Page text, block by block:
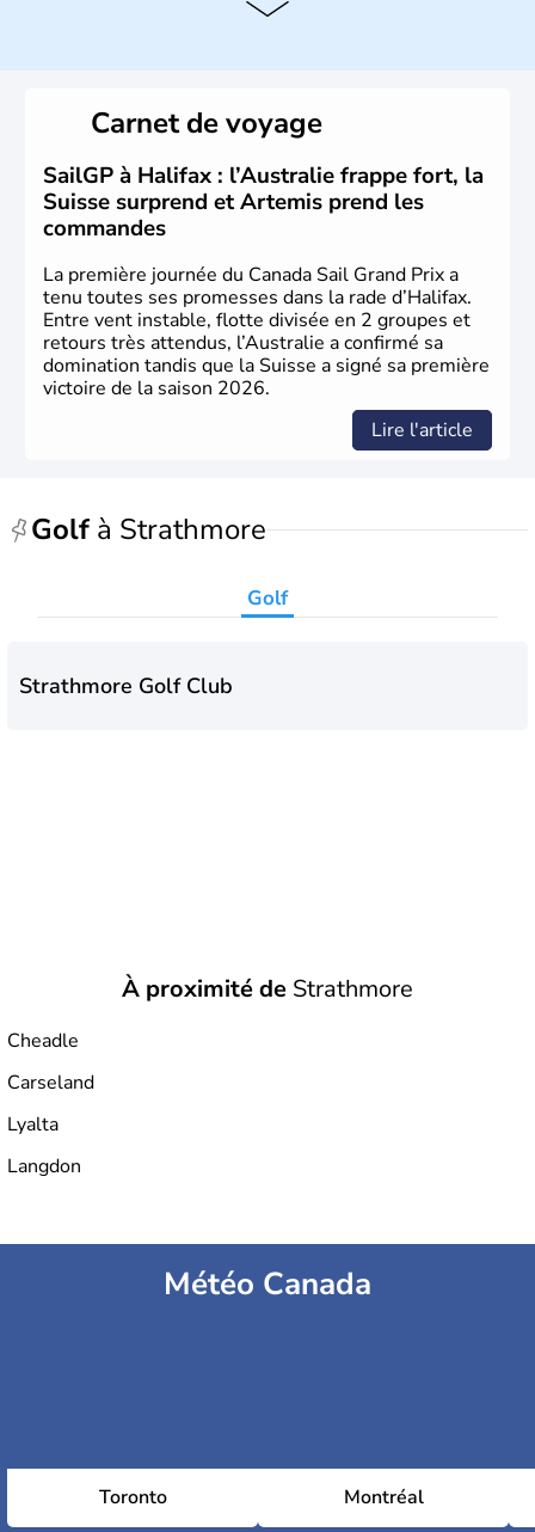
territoire de la ville de Québec, le Canada passe ensuite
sous le contrôle des Britanniques. L'indépendance du
pays a été obtenue au cours d'un long processus qui s'est
étalé de 1867 à 1982. Le peuple autochtone des Inuits,
aujourd'hui appelé Eskimos, n'est découvert qu'au début
du XXème siècle lors d'une expédition dans le Grand
Nord.
Carnet de voyage
SailGP à Halifax : l’Australie frappe fort, la
Suisse surprend et Artemis prend les
commandes
La première journée du Canada Sail Grand Prix a
tenu toutes ses promesses dans la rade d’Halifax.
Entre vent instable, flotte divisée en 2 groupes et
retours très attendus, l’Australie a confirmé sa
domination tandis que la Suisse a signé sa première
victoire de la saison 2026.
Lire l'article
Golf à Strathmore
Golf
Strathmore Golf Club
À proximité de Strathmore
Cheadle
Carseland
Lyalta
Langdon
Météo Canada
Toronto Montréal